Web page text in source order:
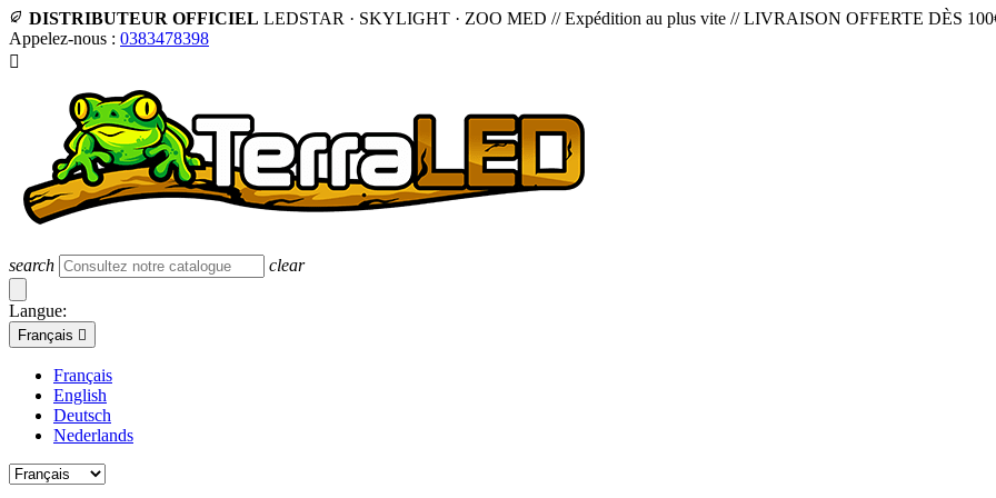
DISTRIBUTEUR OFFICIEL LEDSTAR · SKYLIGHT · ZOO MED // Expédition au plus vite // LIVRAISON OFFERTE DÈS
Appelez-nous : 0383478398

search clear
Langue:
Français 
Français
English
Deutsch
Nederlands